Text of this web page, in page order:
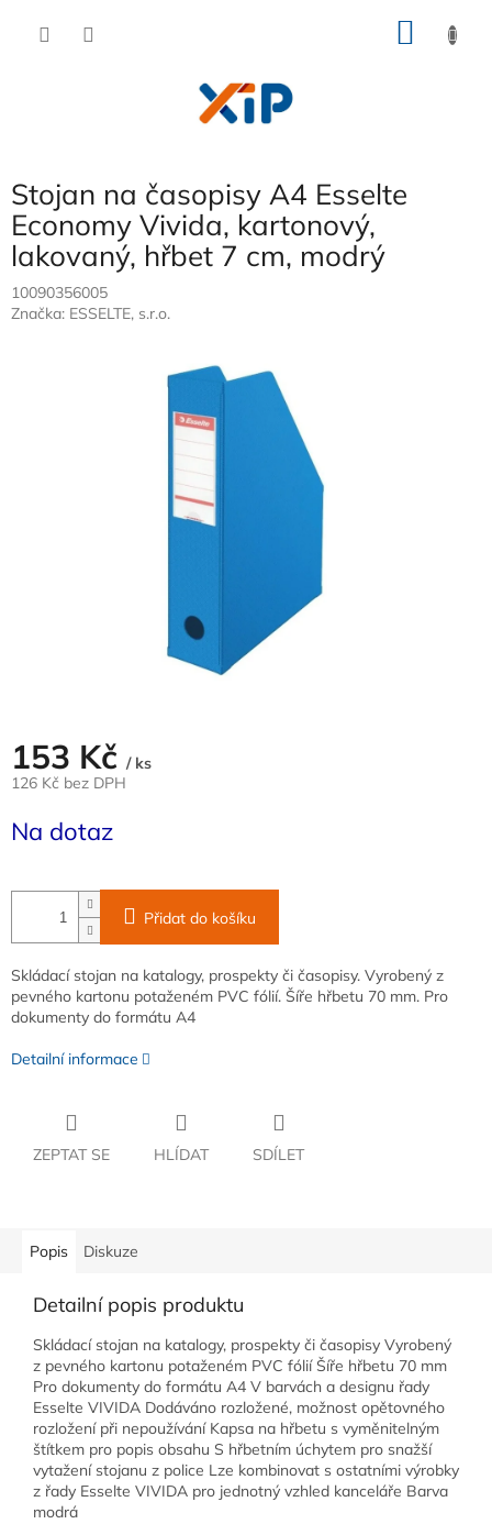
Stojan na časopisy A4 Esselte
Economy Vivida, kartonový,
lakovaný, hřbet 7 cm, modrý
10090356005
Značka: ESSELTE, s.r.o.
153 Kč / ks
126 Kč bez DPH
cena:
Na dotaz
Přidat do košíku
Skládací stojan na katalogy, prospekty či časopisy. Vyrobený z
pevného kartonu potaženém PVC fólií. Šíře hřbetu 70 mm. Pro
dokumenty do formátu A4
Detailní informace
ZEPTAT SE HLÍDAT SDÍLET
Popis Diskuze
Detailní popis produktu
Skládací stojan na katalogy, prospekty či časopisy Vyrobený
z pevného kartonu potaženém PVC fólií Šíře hřbetu 70 mm
Pro dokumenty do formátu A4 V barvách a designu řady
Esselte VIVIDA Dodáváno rozložené, možnost opětovného
rozložení při nepoužívání Kapsa na hřbetu s vyměnitelným
štítkem pro popis obsahu S hřbetním úchytem pro snažší
vytažení stojanu z police Lze kombinovat s ostatními výrobky
z řady Esselte VIVIDA pro jednotný vzhled kanceláře Barva
modrá